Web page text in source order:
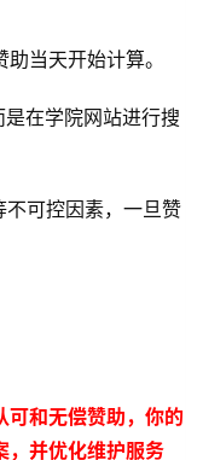
当天开始计算。
在学院网站进行搜
可控因素，一旦赞
可和无偿赞助，你的
，并优化维护服务